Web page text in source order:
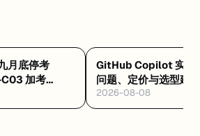
月底停考
加考
免费 AI 席
GitHub Copilot 实战
问题、定价与选型建议
2026-08-08